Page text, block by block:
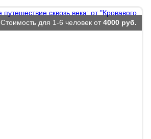
Стоимость для 1-6 человек от 4000 руб.